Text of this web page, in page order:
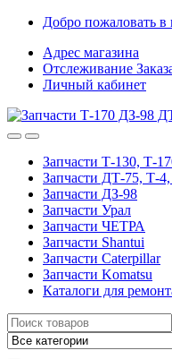
Skip
navigation
Skip
content
Добро пожаловать в
Адрес магазина
Отслеживание
Личный кабинет
Запчасти Т-130, Т-
Запчасти ДТ-75, Т-
Запчасти ДЗ-98
Запчасти Урал
Запчасти ЧЕТРА
Запчасти Shantui
Запчасти Caterpillar
Запчасти Komatsu
Каталоги для
Search
for: